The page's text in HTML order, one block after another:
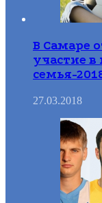
В Самаре
участие в
семья-
27.03.2018